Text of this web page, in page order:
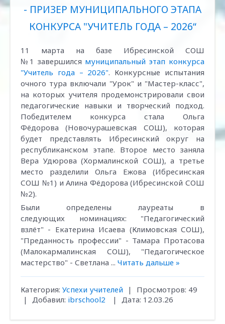
- ПРИЗЕР МУНИЦИПАЛЬНОГО ЭТАПА
КОНКУРСА "УЧИТЕЛЬ ГОДА – 2026“
11 марта на базе Ибресинской СОШ
№1 завершился муниципальный этап конкурса
"Учитель года – 2026". Конкурсные испытания
очного тура включали "Урок" и "Мастер-класс",
на которых учителя продемонстрировали свои
педагогические навыки и творческий подход.
Победителем конкурса стала Ольга
Фёдорова (Новочурашевская СОШ), которая
будет представлять Ибресинский округ на
республиканском этапе. Второе место заняла
Вера Удюрова (Хормалинской СОШ), а третье
место разделили Ольга Ежова (Ибресинская
СОШ №1) и Алина Фёдорова (Ибресинской СОШ
№2).
Были определены лауреаты в
следующих номинациях: "Педагогический
взлёт" - Екатерина Исаева (Климовская СОШ),
"Преданность профессии" - Тамара Протасова
(Малокармалинская СОШ), "Педагогическое
мастерство" - Светлана ... Читать дальше »
Категория: Успехи учителей | Просмотров: 49
|
Добавил: ibrschool2 | Дата: 12.03.26